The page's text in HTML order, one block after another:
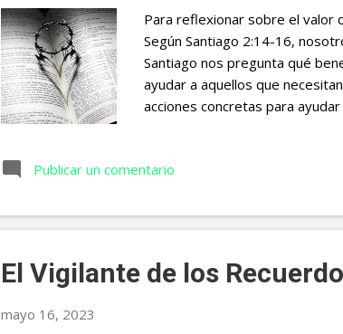
Para reflexionar sobre el valor
Según Santiago 2:14-16,
Santiago nos pregunta qué
ayudar a aquellos que
acciones concretas para
nuestro compromiso y amor
tiemblan. Nuestra creencia
demostrando nuestro
Publicar un comentario
El Vigilante de los
mayo 16, 2023